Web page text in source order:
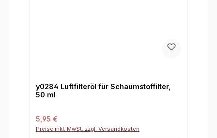
y0284 Luftfilteröl für Schaumstoffilter,
50 ml
Regulärer Preis:
5,95 €
Preise inkl. MwSt. zzgl. Versandkosten